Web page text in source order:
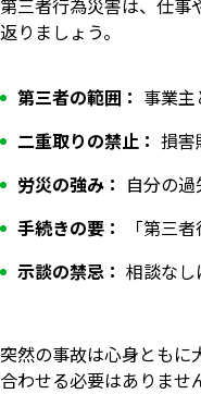
第三者行為災害は、仕事
返りましょう。
第三者の範囲： 事業
二重取りの禁止： 損害
労災の強み： 自分の
手続きの要：
「第三
示談の禁忌： 相談な
突然の事故は心身ともに
合わせる必要はありませ